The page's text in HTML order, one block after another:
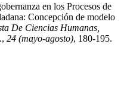
en los Procesos de
Concepción de modelo
De Ciencias Humanas,
, 24 (mayo-agosto), 180-195.